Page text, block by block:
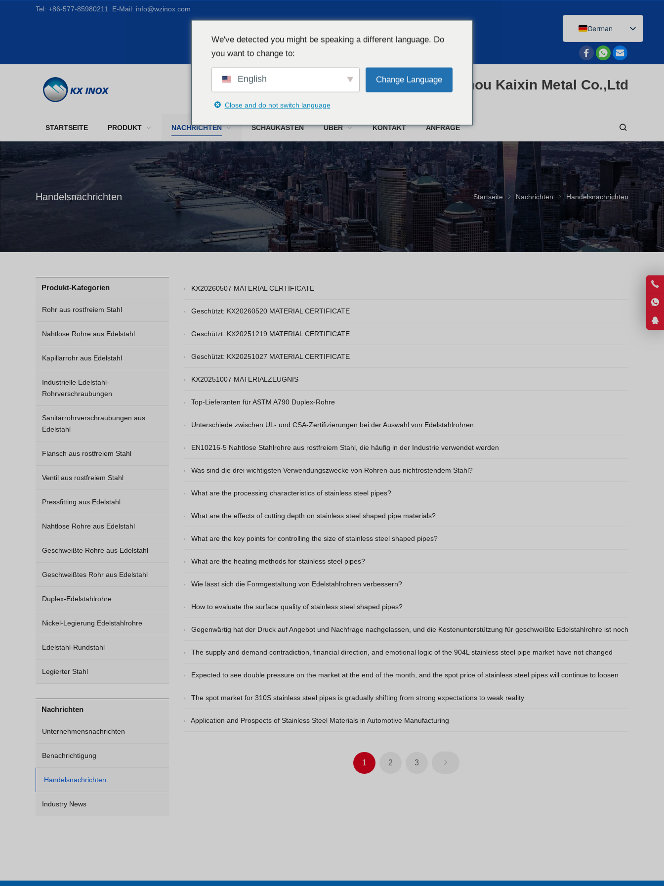
Tel: +86-577-85980211 E-Mail: info@wzinox.com
German
English
Afrikaans
Bengali
Chinese
French
Dutch (Belgium)
Czech
Greek
Hindi
Japanese
Wenzhou Kaixin Metal Co.,Ltd
STARTSEITE PRODUKT NACHRICHTEN SCHAUKASTEN ÜBER KONTAKT ANFRAGE
Handelsnachrichten Startseite Nachrichten Handelsnachrichten
KX20260507 MATERIAL CERTIFICATE
Geschützt: KX20260520 MATERIAL CERTIFICATE
Geschützt: KX20251219 MATERIAL CERTIFICATE
Geschützt: KX20251027 MATERIAL CERTIFICATE
KX20251007 MATERIALZEUGNIS
Top-Lieferanten für ASTM A790 Duplex-Rohre
Unterschiede zwischen UL- und CSA-Zertifizierungen bei der Auswahl von Edelstahlrohren
EN10216-5 Nahtlose Stahlrohre aus rostfreiem Stahl, die häufig in der Industrie verwendet werden
Was sind die drei wichtigsten Verwendungszwecke von Rohren aus nichtrostendem Stahl?
What are the processing characteristics of stainless steel pipes?
What are the effects of cutting depth on stainless steel shaped pipe materials?
What are the key points for controlling the size of stainless steel shaped pipes?
What are the heating methods for stainless steel pipes?
Wie lässt sich die Formgestaltung von Edelstahlrohren verbessern?
How to evaluate the surface quality of stainless steel shaped pipes?
Gegenwärtig hat der Druck auf Angebot und Nachfrage nachgelassen, und die Kostenunterstützung für geschweißte Edelstahlrohre ist noch
nicht stabil.
The supply and demand contradiction, financial direction, and emotional logic of the 904L stainless steel pipe market have not changed
Expected to see double pressure on the market at the end of the month, and the spot price of stainless steel pipes will continue to loosen
The spot market for 310S stainless steel pipes is gradually shifting from strong expectations to weak reality
Application and Prospects of Stainless Steel Materials in Automotive Manufacturing
1 2 3
Produkt-Kategorien
Rohr aus rostfreiem Stahl
Nahtlose Rohre aus Edelstahl
Kapillarrohr aus Edelstahl
Industrielle Edelstahl-
Rohrverschraubungen
Sanitärrohrverschraubungen aus
Edelstahl
Flansch aus rostfreiem Stahl
Ventil aus rostfreiem Stahl
Pressfitting aus Edelstahl
Nahtlose Rohre aus Edelstahl
Geschweißte Rohre aus Edelstahl
Geschweißtes Rohr aus Edelstahl
Duplex-Edelstahlrohre
Nickel-Legierung Edelstahlrohre
Edelstahl-Rundstahl
Legierter Stahl
Nachrichten
Unternehmensnachrichten
Benachrichtigung
Handelsnachrichten
Industry News
We've detected you might be speaking a different language. Do
you want to change to:
English Change Language
Close and do not switch language